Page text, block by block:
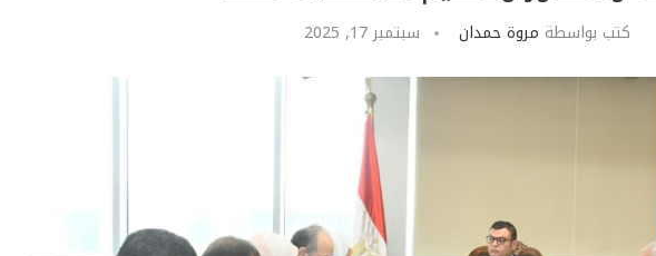
كتب بواسطة مروة حمدان سبتمبر 17, 2025